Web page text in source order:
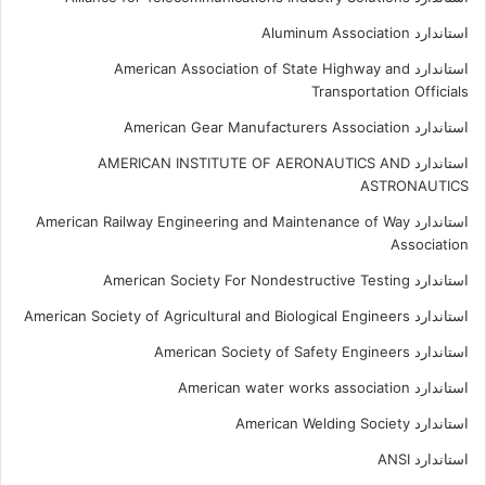
استاندارد Aluminum Association
استاندارد American Association of State Highway and
Transportation Officials
استاندارد American Gear Manufacturers Association
استاندارد AMERICAN INSTITUTE OF AERONAUTICS AND
ASTRONAUTICS
استاندارد American Railway Engineering and Maintenance of Way
Association
استاندارد American Society For Nondestructive Testing
استاندارد American Society of Agricultural and Biological Engineers
استاندارد American Society of Safety Engineers
استاندارد American water works association
استاندارد American Welding Society
استاندارد ANSI